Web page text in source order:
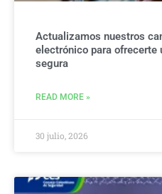
Actualizamos nuestros
electrónico para ofrecerte
segura
READ MORE »
30 julio, 2026